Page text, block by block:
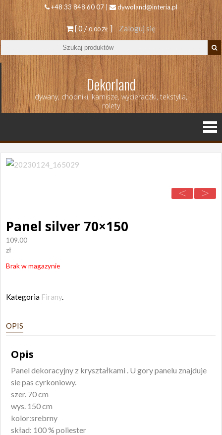
+48 33 848 60 07 | dywoland@interia.pl
[ 0 /0.00 ZŁ ] Zaloguj się
Dekorland
dywany, chodniki, karnisze, wycieraczki, tekstylia,
rolety
Panel silver 70×150
109.00
zł
Brak w magazynie
Kategoria Firany.
OPIS
Opis
Panel dekoracyjny z kryształkami . U gory panelu znajduje
sie pas cyrkoniowy.
szer. 70 cm
wys. 150 cm
kolor:srebrny
skład: 100 % poliester